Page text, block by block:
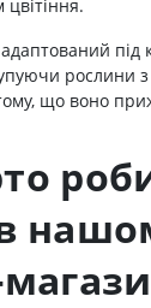
цвітіння.
під
рослини з
що воно